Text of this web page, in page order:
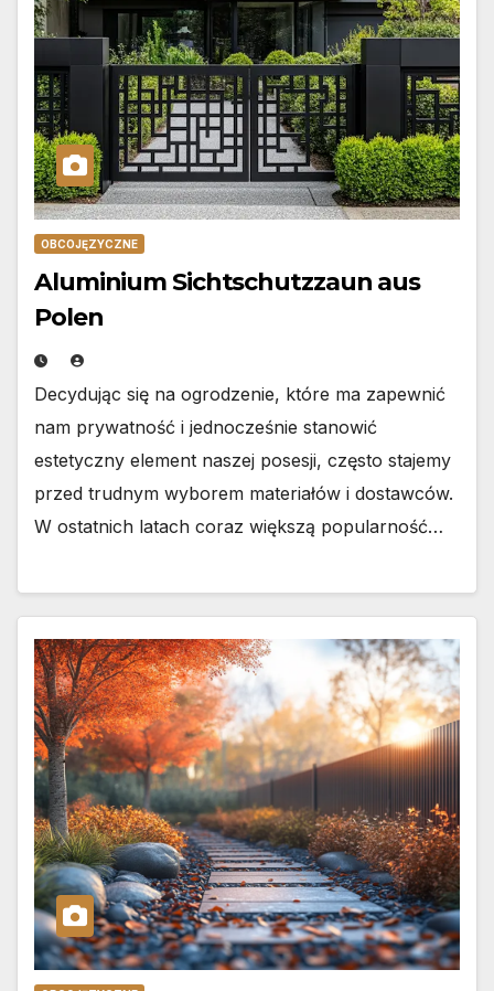
OBCOJĘZYCZNE
Aluminium Sichtschutzzaun aus
Polen
Decydując się na ogrodzenie, które ma zapewnić
nam prywatność i jednocześnie stanowić
estetyczny element naszej posesji, często stajemy
przed trudnym wyborem materiałów i dostawców.
W ostatnich latach coraz większą popularność…